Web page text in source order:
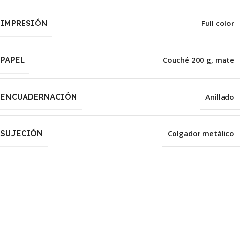
IMPRESIÓN Full color
PAPEL Couché 200 g, mate
ENCUADERNACIÓN Anillado
SUJECIÓN Colgador metálico